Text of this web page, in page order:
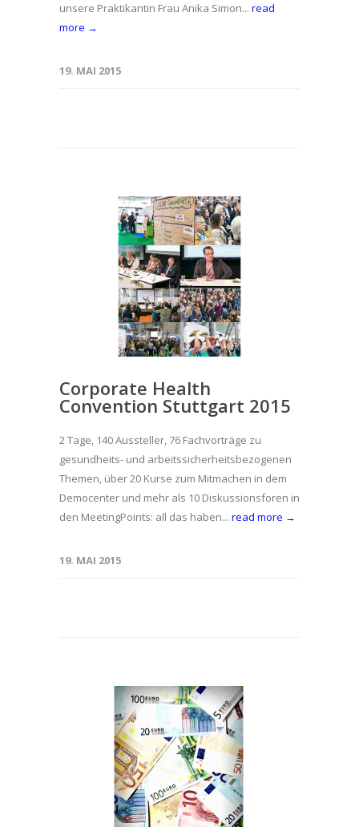
unsere Praktikantin Frau Anika Simon... read
more →
19. MAI 2015
Corporate Health
Convention Stuttgart 2015
2 Tage, 140 Aussteller, 76 Fachvorträge zu
gesundheits- und arbeitssicherheitsbezogenen
Themen, über 20 Kurse zum Mitmachen in dem
Democenter und mehr als 10 Diskussionsforen in
den MeetingPoints: all das haben... read more →
19. MAI 2015